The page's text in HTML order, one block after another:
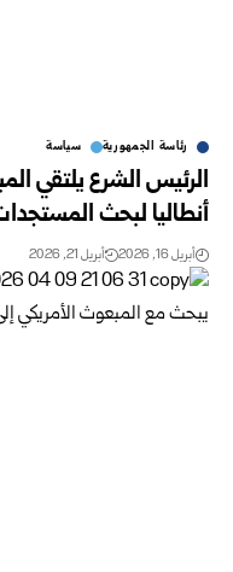
رئاسة الجمهورية سياسة
الرئيس الشرع يلتقي
أنطاليا لبحث
أبريل 16, 2026 أبريل 21, 2026